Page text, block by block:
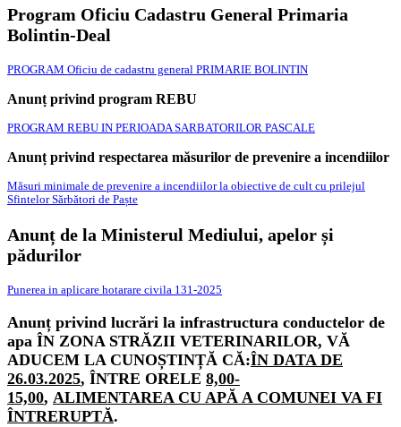
Program Oficiu Cadastru General Primaria
Bolintin-Deal
PROGRAM Oficiu de cadastru general PRIMARIE BOLINTIN
Anunț privind program REBU
PROGRAM REBU IN PERIOADA SARBATORILOR PASCALE
Anunț privind respectarea măsurilor de prevenire a incendiilor
Măsuri minimale de prevenire a incendiilor la obiective de cult cu prilejul
Sfintelor Sărbători de Paște
Anunț de la Ministerul Mediului, apelor și
pădurilor
Punerea in aplicare hotarare civila 131-2025
Anunț privind lucrări la infrastructura conductelor de
apa ÎN ZONA STRĂZII VETERINARILOR, VĂ
ADUCEM LA CUNOȘTINȚĂ CĂ:ÎN DATA DE
26.03.2025, ÎNTRE ORELE 8,00-
15,00, ALIMENTAREA CU APĂ A COMUNEI VA FI
ÎNTRERUPTĂ.